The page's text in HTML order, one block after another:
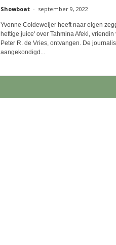
Showboat - september 9, 2022
Yvonne Coldeweijer heeft naar eigen
heftige juice' over Tahmina Afeki, vriendin
Peter R. de Vries, ontvangen. De
aangekondigd...